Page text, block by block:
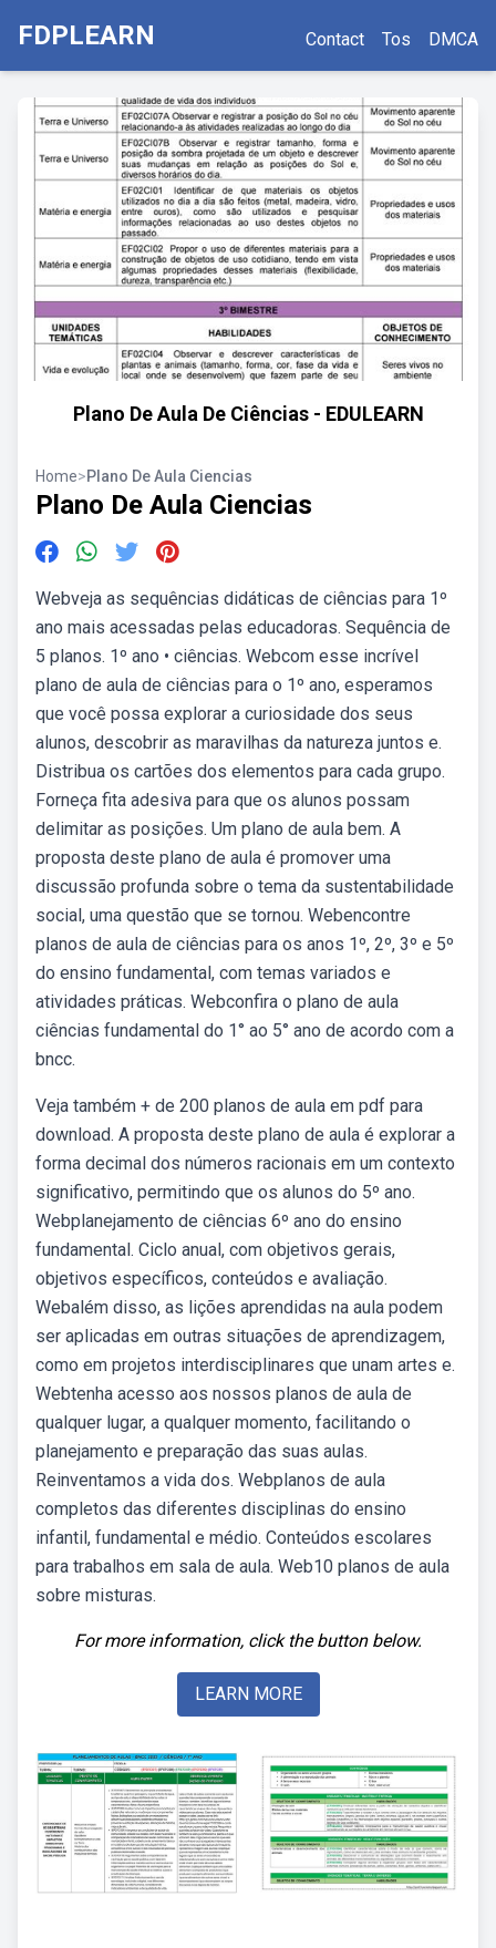
FDPLEARN Contact Tos DMCA
Plano De Aula De Ciências - EDULEARN
Home>Plano De Aula Ciencias
Plano De Aula Ciencias
Webveja as sequências didáticas de ciências para 1º
ano mais acessadas pelas educadoras. Sequência de
5 planos. 1º ano • ciências. Webcom esse incrível
plano de aula de ciências para o 1º ano, esperamos
que você possa explorar a curiosidade dos seus
alunos, descobrir as maravilhas da natureza juntos e.
Distribua os cartões dos elementos para cada grupo.
Forneça fita adesiva para que os alunos possam
delimitar as posições. Um plano de aula bem. A
proposta deste plano de aula é promover uma
discussão profunda sobre o tema da sustentabilidade
social, uma questão que se tornou. Webencontre
planos de aula de ciências para os anos 1º, 2º, 3º e 5º
do ensino fundamental, com temas variados e
atividades práticas. Webconfira o plano de aula
ciências fundamental do 1° ao 5° ano de acordo com a
bncc.
Veja também + de 200 planos de aula em pdf para
download. A proposta deste plano de aula é explorar a
forma decimal dos números racionais em um contexto
significativo, permitindo que os alunos do 5º ano.
Webplanejamento de ciências 6º ano do ensino
fundamental. Ciclo anual, com objetivos gerais,
objetivos específicos, conteúdos e avaliação.
Webalém disso, as lições aprendidas na aula podem
ser aplicadas em outras situações de aprendizagem,
como em projetos interdisciplinares que unam artes e.
Webtenha acesso aos nossos planos de aula de
qualquer lugar, a qualquer momento, facilitando o
planejamento e preparação das suas aulas.
Reinventamos a vida dos. Webplanos de aula
completos das diferentes disciplinas do ensino
infantil, fundamental e médio. Conteúdos escolares
para trabalhos em sala de aula. Web10 planos de aula
sobre misturas.
For more information, click the button below.
LEARN MORE